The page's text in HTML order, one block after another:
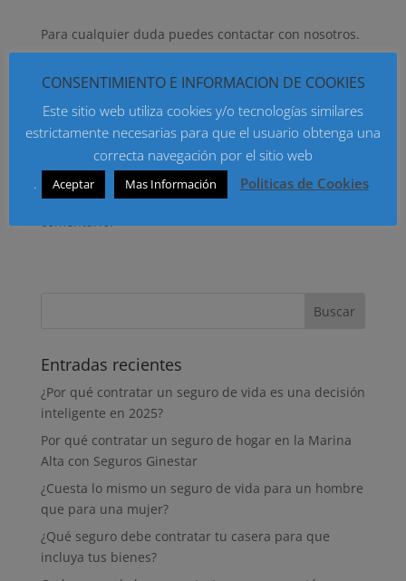
Para cualquier duda puedes contactar con nosotros.
Enviar comentario
Lo siento, debes estarconectado
comentario.
Entradas recientes
¿Por qué contratar un seguro de vida es una decisión
inteligente en 2025?
Por qué contratar un seguro de hogar en la Marina
Alta con Seguros Ginestar
¿Cuesta lo mismo un seguro de vida para un hombre
que para una mujer?
¿Qué seguro debe contratar tu casera para que
incluya tus bienes?
CONSENTIMIENTO E INFORMACION DE COOKIES
Este sitio web utiliza cookies y/o tecnologías similares
estrictamente necesarias para que el usuario obtenga una
correcta navegación por el sitio web
.
Aceptar Mas Información Politicas de Cookies